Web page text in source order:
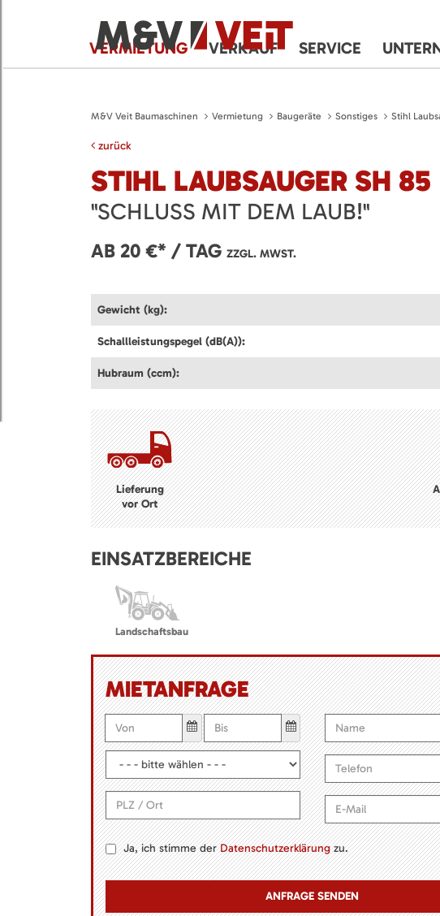
VERMIETUNG VERKAUF SERVICE
M&V Veit Baumaschinen Vermietung Baugeräte Sonstiges Stihl
zurück
STIHL LAUBSAUGER SH 85
"SCHLUSS MIT DEM LAUB!"
AB 20 €* / TAG ZZGL. MWST.
Gewicht (kg):
Schallleistungspegel (dB(A)):
Hubraum (ccm):
Lieferung
vor Ort
EINSATZBEREICHE
Landschaftsbau
MIETANFRAGE
Ja, ich stimme derDatenschutzerklärungzu.